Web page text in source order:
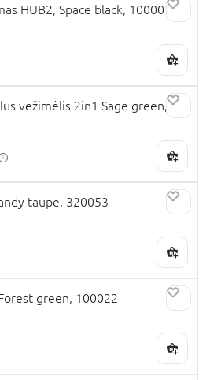
HUB2, Space black, 100001
vežimėlis 2in1 Sage green,
taupe, 320053
green, 100022